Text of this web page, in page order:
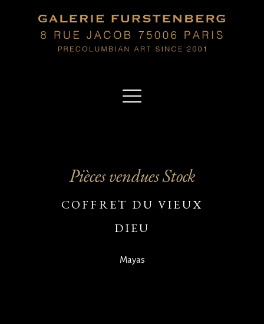
Pièces vendues Stock
COFFRET DU VIEUX
DIEU
Mayas